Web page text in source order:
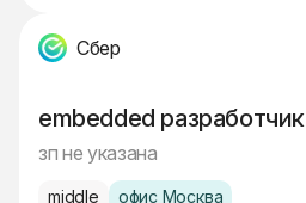
Сбер
embedded разработчик
зп не указана
middle офис Москва